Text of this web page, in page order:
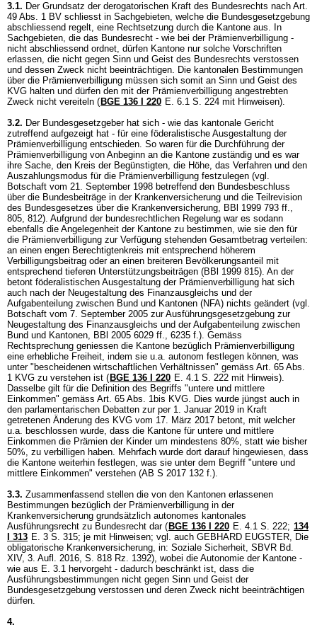
3.1. Der Grundsatz der derogatorischen Kraft des Bundesrechts nach Art.
49 Abs. 1 BV schliesst in Sachgebieten, welche die Bundesgesetzgebung
abschliessend regelt, eine Rechtsetzung durch die Kantone aus. In
Sachgebieten, die das Bundesrecht - wie bei der Prämienverbilligung -
nicht abschliessend ordnet, dürfen Kantone nur solche Vorschriften
erlassen, die nicht gegen Sinn und Geist des Bundesrechts verstossen
und dessen Zweck nicht beeinträchtigen. Die kantonalen Bestimmungen
über die Prämienverbilligung müssen sich somit an Sinn und Geist des
KVG halten und dürfen den mit der Prämienverbilligung angestrebten
Zweck nicht vereiteln ( BGE 136 I 220 E. 6.1 S. 224 mit Hinweisen).
3.2. Der Bundesgesetzgeber hat sich - wie das kantonale Gericht
zutreffend aufgezeigt hat - für eine föderalistische Ausgestaltung der
Prämienverbilligung entschieden. So waren für die Durchführung der
Prämienverbilligung von Anbeginn an die Kantone zuständig und es war
ihre Sache, den Kreis der Begünstigten, die Höhe, das Verfahren und den
Auszahlungsmodus für die Prämienverbilligung festzulegen (vgl.
Botschaft vom 21. September 1998 betreffend den Bundesbeschluss
über die Bundesbeiträge in der Krankenversicherung und die Teilrevision
des Bundesgesetzes über die Krankenversicherung, BBl 1999 793 ff.,
805, 812). Aufgrund der bundesrechtlichen Regelung war es sodann
ebenfalls die Angelegenheit der Kantone zu bestimmen, wie sie den für
die Prämienverbilligung zur Verfügung stehenden Gesamtbetrag verteilen:
an einen engen Berechtigtenkreis mit entsprechend höherem
Verbilligungsbeitrag oder an einen breiteren Bevölkerungsanteil mit
entsprechend tieferen Unterstützungsbeiträgen (BBl 1999 815). An der
betont föderalistischen Ausgestaltung der Prämienverbilligung hat sich
auch nach der Neugestaltung des Finanzausgleichs und der
Aufgabenteilung zwischen Bund und Kantonen (NFA) nichts geändert (vgl.
Botschaft vom 7. September 2005 zur Ausführungsgesetzgebung zur
Neugestaltung des Finanzausgleichs und der Aufgabenteilung zwischen
Bund und Kantonen, BBl 2005 6029 ff., 6235 f.). Gemäss
Rechtsprechung geniessen die Kantone bezüglich Prämienverbilligung
eine erhebliche Freiheit, indem sie u.a. autonom festlegen können, was
unter "bescheidenen wirtschaftlichen Verhältnissen" gemäss Art. 65 Abs.
1 KVG zu verstehen ist ( BGE 136 I 220 E. 4.1 S. 222 mit Hinweis).
Dasselbe gilt für die Definition des Begriffs "untere und mittlere
Einkommen" gemäss Art. 65 Abs. 1bis KVG. Dies wurde jüngst auch in
den parlamentarischen Debatten zur per 1. Januar 2019 in Kraft
getretenen Änderung des KVG vom 17. März 2017 betont, mit welcher
u.a. beschlossen wurde, dass die Kantone für untere und mittlere
Einkommen die Prämien der Kinder um mindestens 80%, statt wie bisher
50%, zu verbilligen haben. Mehrfach wurde dort darauf hingewiesen, dass
die Kantone weiterhin festlegen, was sie unter dem Begriff "untere und
mittlere Einkommen" verstehen (AB S 2017 132 f.).
3.3. Zusammenfassend stellen die von den Kantonen erlassenen
Bestimmungen bezüglich der Prämienverbilligung in der
Krankenversicherung grundsätzlich autonomes kantonales
Ausführungsrecht zu Bundesrecht dar ( BGE 136 I 220 E. 4.1 S. 222; 134
I 313 E. 3 S. 315; je mit Hinweisen; vgl. auch GEBHARD EUGSTER, Die
obligatorische Krankenversicherung, in: Soziale Sicherheit, SBVR Bd.
XIV, 3. Aufl. 2016, S. 818 Rz. 1392), wobei die Autonomie der Kantone -
wie aus E. 3.1 hervorgeht - dadurch beschränkt ist, dass die
Ausführungsbestimmungen nicht gegen Sinn und Geist der
Bundesgesetzgebung verstossen und deren Zweck nicht beeinträchtigen
dürfen.
4.